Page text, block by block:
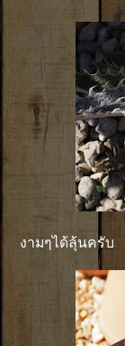
งามๆได้ลุ้นครับ